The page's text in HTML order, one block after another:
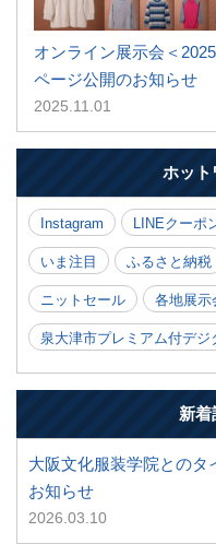
オンライン展示会＜
ページ公開のお知らせ
2025.11.01
ホット
Instagram LINEクーポ
いま注目 ふるさと納税
ニットセール 各地展示
泉大津市プレミアム付デジ
新着
大阪文化服装学院との
お知らせ
2026.03.10